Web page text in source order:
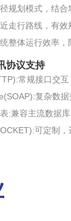
规划模式，结合
走行路线，有效
整体运行效率，
协议支持
常规接口交互
复杂数
:兼容主流数据
可定制